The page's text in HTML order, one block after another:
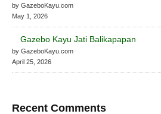
by GazeboKayu.com
May 1, 2026
Gazebo Kayu Jati Balikapapan
by GazeboKayu.com
April 25, 2026
Recent Comments